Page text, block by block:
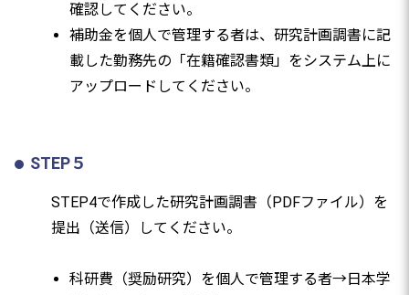
確認してください。
補助金を個人で管理する者は、研究計画調書に記
載した勤務先の「在籍確認書類」をシステム上に
アップロードしてください。
STEP５
STEP4で作成した研究計画調書（PDFファイル）を
提出（送信）してください。
科研費（奨励研究）を個人で管理する者→日本学